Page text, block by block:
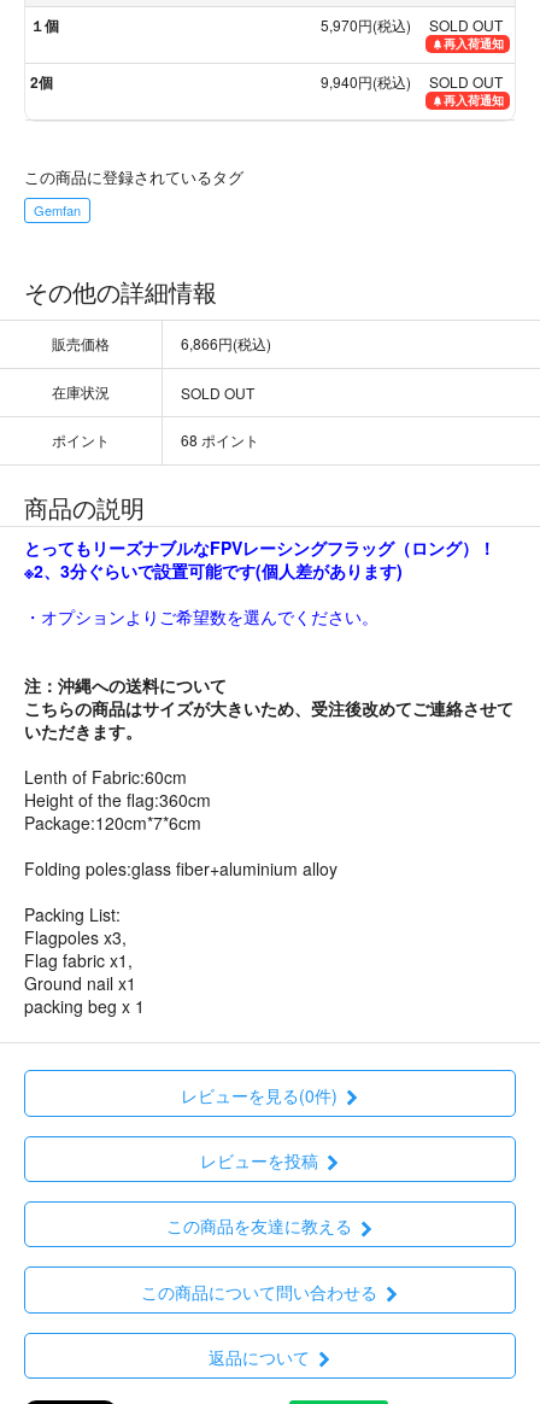
１個
5,970円(税込) SOLD OUT
再入荷通知
2個 9,940円(税込) SOLD OUT
再入荷通知
この商品に登録されているタグ
Gemfan
その他の詳細情報
販売価格 6,866円(税込)
在庫状況 SOLD OUT
ポイント 68 ポイント
商品の説明
とってもリーズナブルなFPVレーシングフラッグ（ロング）！
※2、3分ぐらいで設置可能です(個人差があります)
・オプションよりご希望数を選んでください。
注：沖縄への送料について
こちらの商品はサイズが大きいため、受注後改めてご連絡させて
いただきます。
Lenth of Fabric:60cm
Height of the flag:360cm
Package:120cm*7*6cm
Folding poles:glass fiber+aluminium alloy
Packing List:
Flagpoles x3,
Flag fabric x1,
Ground nail x1
packing beg x 1
レビューを見る(0件)
レビューを投稿
この商品を友達に教える
この商品について問い合わせる
返品について